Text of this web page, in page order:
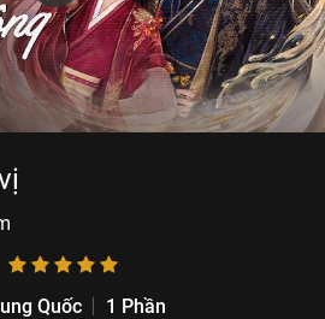
Quốc
1 Phần